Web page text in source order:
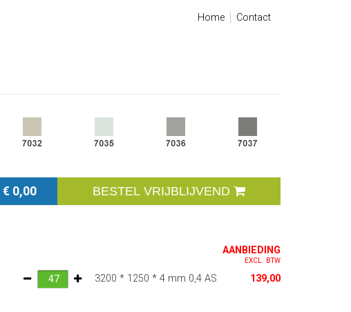
Home Contact
€ 0,00 BESTEL VRIJBLIJVEND
AANBIEDING
EXCL. BTW
3200 * 1250 * 4 mm 0,4 AS 139,00